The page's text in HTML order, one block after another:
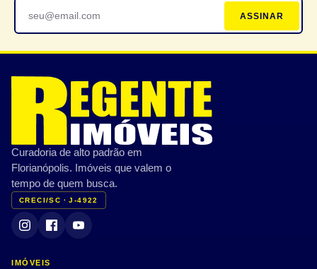
ASSINAR
Curadoria de alto padrão em
Florianópolis. Imóveis que valem o
tempo de quem busca.
CRECI/SC · J-4922
IMÓVEIS